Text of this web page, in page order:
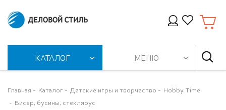
КАТАЛОГ МЕНЮ
Главная Каталог Детские игры и творчество
Hobby Time
Бисер, бусины, стеклярус